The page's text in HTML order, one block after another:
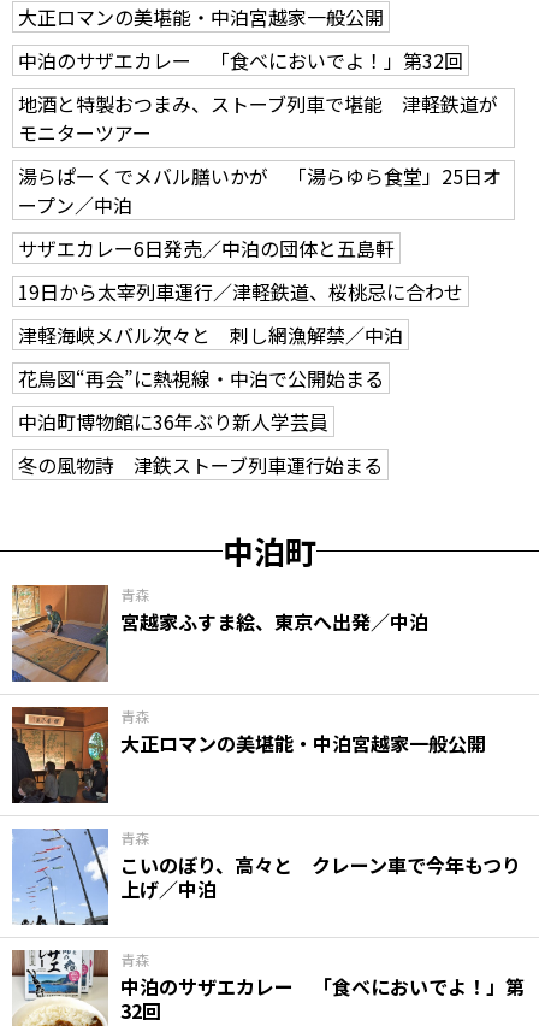
大正ロマンの美堪能・中泊宮越家一般公開
中泊のサザエカレー 「食べにおいでよ！」第32回
地酒と特製おつまみ、ストーブ列車で堪能 津軽鉄道が
モニターツアー
湯らぱーくでメバル膳いかが 「湯らゆら食堂」25日オ
ープン／中泊
サザエカレー6日発売／中泊の団体と五島軒
19日から太宰列車運行／津軽鉄道、桜桃忌に合わせ
津軽海峡メバル次々と 刺し網漁解禁／中泊
花鳥図“再会”に熱視線・中泊で公開始まる
中泊町博物館に36年ぶり新人学芸員
冬の風物詩 津鉄ストーブ列車運行始まる
中泊町
青森
宮越家ふすま絵、東京へ出発／中泊
青森
大正ロマンの美堪能・中泊宮越家一般公開
青森
こいのぼり、高々と クレーン車で今年もつり
上げ／中泊
青森
中泊のサザエカレー 「食べにおいでよ！」第
32回